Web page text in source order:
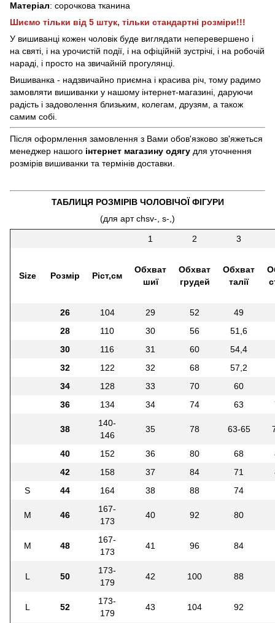
Матеріал: сорочкова тканина
Шиємо тільки від 5 штук, тільки стандартні розміри!!!
У вишиванці кожен чоловік буде виглядати неперевершено і
на святі, і на урочистій події, і на офіційній зустрічі, і на робочій
нараді, і просто на звичайній прогулянці.
Вишиванка - надзвичайно приємна і красива річ, тому радимо
замовляти вишиванки у нашому інтернет-магазині, даруючи
радість і задоволення близьким, колегам, друзям, а також
самим собі.
Після оформлення замовлення з Вами обов'язково зв'яжеться
менеджер нашого інтернет магазину одягу для уточнення
розмірів вишиванки та термінів доставки.
ТАБЛИЦЯ РОЗМІРІВ ЧОЛОВІЧОЇ ФІГУРИ
(для арт chsv-, s-,)
1 2 3
Size Розмір Ріст,см
Обхват
шиї
Обхват
грудей
Обхват
талії
26 104 29 52
49
28
110 30 56
51,6
30
116 31 60
54,4
32
122 32 68
57,2
34
128 33 70
60
36
134 34 74 63
38
140-
146
35 78 63-65
40 152 36 80 68
42
158 37 84 71
S
44 164 38 88 74
M 46
167-
173
40 92 80
M 48
167-
173
41 96 84
L 50
173-
179
42 100 88
L 52
173-
179
43 104 92